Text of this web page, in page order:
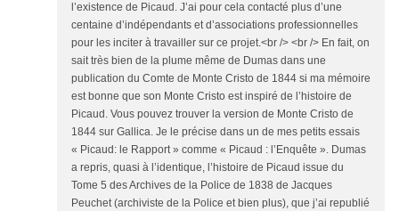
l’existence de Picaud. J’ai pour cela contacté plus d’une
centaine d’indépendants et d’associations professionnelles
pour les inciter à travailler sur ce projet.<br /> <br /> En fait, on
sait très bien de la plume même de Dumas dans une
publication du Comte de Monte Cristo de 1844 si ma mémoire
est bonne que son Monte Cristo est inspiré de l’histoire de
Picaud. Vous pouvez trouver la version de Monte Cristo de
1844 sur Gallica. Je le précise dans un de mes petits essais
« Picaud: le Rapport » comme « Picaud : l’Enquête ». Dumas
a repris, quasi à l’identique, l’histoire de Picaud issue du
Tome 5 des Archives de la Police de 1838 de Jacques
Peuchet (archiviste de la Police et bien plus), que j’ai republié